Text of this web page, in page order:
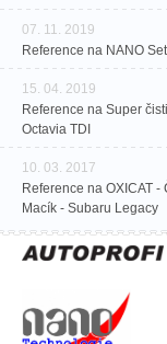
07. 11. 2019
Reference na NANO
15. 04. 2019
Reference na Super
Octavia TDI
10. 03. 2017
Reference na OXICAT
Macík - Subaru Legacy